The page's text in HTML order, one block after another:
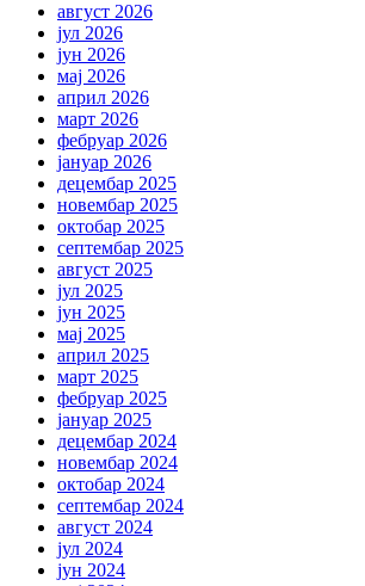
август 2026
јул 2026
јун 2026
мај 2026
април 2026
март 2026
фебруар 2026
јануар 2026
децембар 2025
новембар 2025
октобар 2025
септембар 2025
август 2025
јул 2025
јун 2025
мај 2025
април 2025
март 2025
фебруар 2025
јануар 2025
децембар 2024
новембар 2024
октобар 2024
септембар 2024
август 2024
јул 2024
јун 2024